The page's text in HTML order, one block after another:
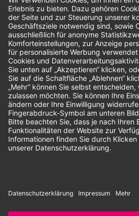
Bewertungen
Unsere Zahlungsarten:
Rechnung SEPA-Lastschrift